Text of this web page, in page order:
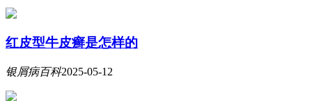
红皮型牛皮癣是怎样的
银屑病百科2025-05-12